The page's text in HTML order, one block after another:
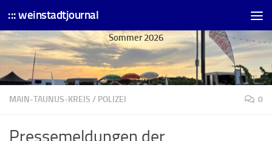
Skip to content
::: weinstadtjournal
Sommer 2026
MAIN-TAUNUS-KREIS / POLIZEI 0
Pressemeldungen der